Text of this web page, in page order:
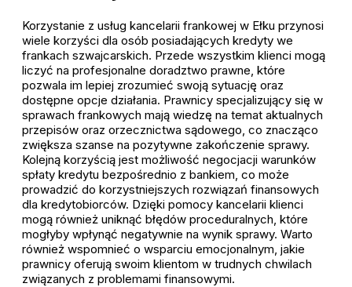
Korzystanie z usług kancelarii frankowej w Ełku przynosi
wiele korzyści dla osób posiadających kredyty we
frankach szwajcarskich. Przede wszystkim klienci mogą
liczyć na profesjonalne doradztwo prawne, które
pozwala im lepiej zrozumieć swoją sytuację oraz
dostępne opcje działania. Prawnicy specjalizujący się w
sprawach frankowych mają wiedzę na temat aktualnych
przepisów oraz orzecznictwa sądowego, co znacząco
zwiększa szanse na pozytywne zakończenie sprawy.
Kolejną korzyścią jest możliwość negocjacji warunków
spłaty kredytu bezpośrednio z bankiem, co może
prowadzić do korzystniejszych rozwiązań finansowych
dla kredytobiorców. Dzięki pomocy kancelarii klienci
mogą również uniknąć błędów proceduralnych, które
mogłyby wpłynąć negatywnie na wynik sprawy. Warto
również wspomnieć o wsparciu emocjonalnym, jakie
prawnicy oferują swoim klientom w trudnych chwilach
związanych z problemami finansowymi.